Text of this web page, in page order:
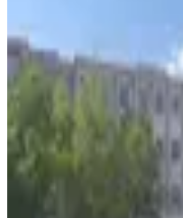
Ankara,
2 Oda
80
40.000 ₺
PUSULA VEGA